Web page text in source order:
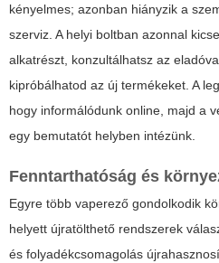
kényelmes; azonban hiányzik a
szerviz. A helyi boltban azonnal
alkatrészt, konzultálhatsz az
kipróbálhatod az új termékeket. A
hogy informálódunk online, majd a
egy bemutatót helyben intézünk.
Fenntarthatóság és
Egyre több vaperező gondolkodik
helyett újratölthető rendszerek
és folyadékcsomagolás